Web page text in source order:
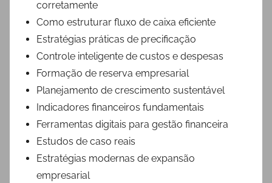
corretamente
Como estruturar fluxo de caixa eficiente
Estratégias práticas de precificação
Controle inteligente de custos e despesas
Formação de reserva empresarial
Planejamento de crescimento sustentável
Indicadores financeiros fundamentais
Ferramentas digitais para gestão financeira
Estudos de caso reais
Estratégias modernas de expansão
empresarial